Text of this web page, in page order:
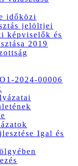
időközi
jelöltjei
képviselők és
2019
2024-00006
Igal és